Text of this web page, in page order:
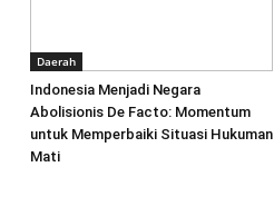
Daerah
‎Indonesia Menjadi Negara
Abolisionis De Facto: Momentum
untuk Memperbaiki Situasi Hukuman
Mati